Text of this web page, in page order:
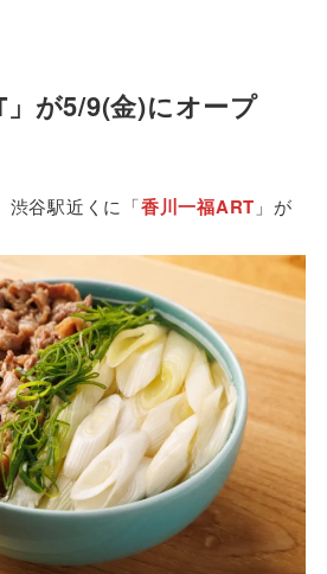
」が5/9(金)にオープ
渋谷駅近くに「香川一福ART 」が